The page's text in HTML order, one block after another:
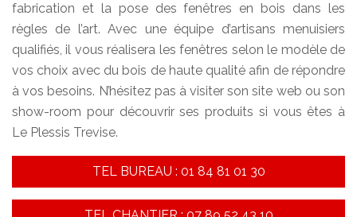
fabrication et la pose des fenêtres en bois dans les
règles de l’art. Avec une équipe d’artisans menuisiers
qualifiés, il vous réalisera les fenêtres selon le modèle de
vos choix avec du bois de haute qualité afin de répondre
à vos besoins. N’hésitez pas à visiter son site web ou son
show-room pour découvrir ses produits si vous êtes à
Le Plessis Trevise.
TEL BUREAU : 01 84 81 01 30